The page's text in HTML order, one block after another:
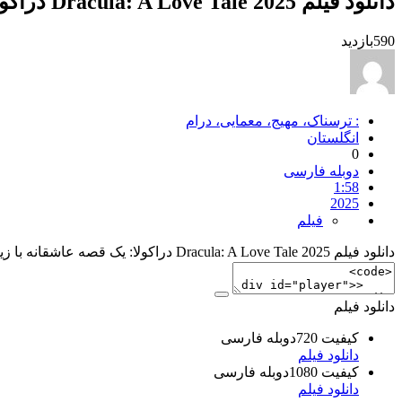
590بازدید
: ترسناک، مهیج، معمایی، درام
انگلستان
0
دوبله فارسی
1:58
2025
فیلم
دانلود فیلم Dracula: A Love Tale 2025 دراکولا: یک قصه عاشقانه با زیرنویس فارسی در سایت شما
دانلود فیلم
کیفیت 720دوبله فارسی
دانلود فیلم
کیفیت 1080دوبله فارسی
دانلود فیلم